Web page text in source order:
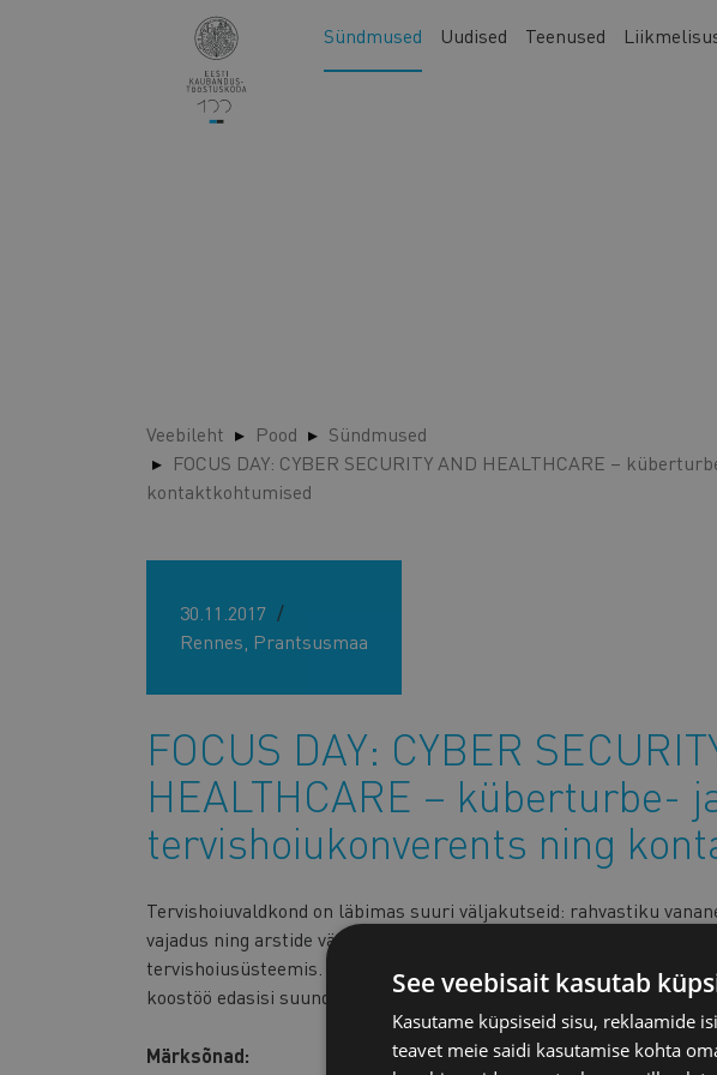
Main
navigation
Sündmused Uudised Teenused
Veebileht Pood
Sündmused
FOCUS DAY: CYBER SECURITY AND HEALTHCARE –
kontaktkohtumised
30.11.2017
Rennes, Prantsusmaa
FOCUS DAY: CYBER
HEALTHCARE – küberturbe-
tervishoiukonverents ning
Tervishoiuvaldkond on läbimas suuri väljakutseid: rahvastiku
vajadus ning arstide vähesus äärealadel. Võtmelahenduseks on
tervishoiusüsteemis. Tervishoiuvaldkonna teadlased ja tööstuse
koostöö edasisi suundi Euroopa kübernädala raames, mis toimub
Märksõnad:
See veebisait kasutab
Kasutame küpsiseid sisu, reklaamide
teavet meie saidi kasutamise kohta